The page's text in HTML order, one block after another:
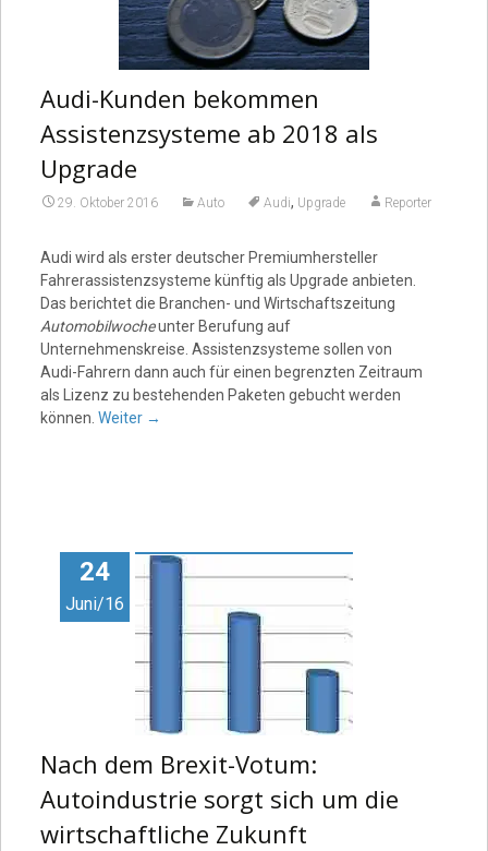
Audi-Kunden bekommen
Assistenzsysteme ab 2018 als
Upgrade
29. Oktober 2016 Auto Audi, Upgrade Reporter
Audi wird als erster deutscher Premiumhersteller
Fahrerassistenzsysteme künftig als Upgrade anbieten.
Das berichtet die Branchen- und Wirtschaftszeitung
Automobilwocheunter Berufung auf
Unternehmenskreise. Assistenzsysteme sollen von
Audi-Fahrern dann auch für einen begrenzten Zeitraum
als Lizenz zu bestehenden Paketen gebucht werden
können. Weiter →
24
Juni/16
Nach dem Brexit-Votum:
Autoindustrie sorgt sich um die
wirtschaftliche Zukunft